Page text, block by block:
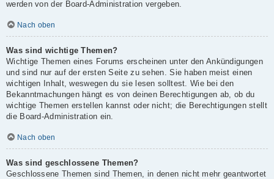
werden von der Board-Administration vergeben.
Nach oben
Was sind wichtige Themen?
Wichtige Themen eines Forums erscheinen unter den Ankündigungen
und sind nur auf der ersten Seite zu sehen. Sie haben meist einen
wichtigen Inhalt, weswegen du sie lesen solltest. Wie bei den
Bekanntmachungen hängt es von deinen Berechtigungen ab, ob du
wichtige Themen erstellen kannst oder nicht; die Berechtigungen stellt
die Board-Administration ein.
Nach oben
Was sind geschlossene Themen?
Geschlossene Themen sind Themen, in denen nicht mehr geantwortet